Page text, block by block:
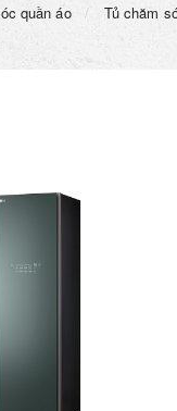
quần áo Tủ chăm